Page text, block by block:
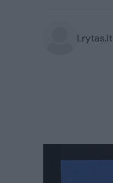
Lrytas.lt